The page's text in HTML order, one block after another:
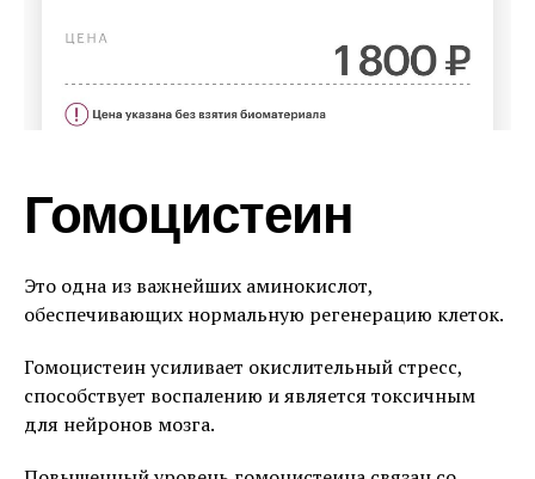
Гомоцистеин
Это одна из важнейших аминокислот,
обеспечивающих нормальную регенерацию клеток.
Гомоцистеин усиливает окислительный стресс,
способствует воспалению и является токсичным
для нейронов мозга.